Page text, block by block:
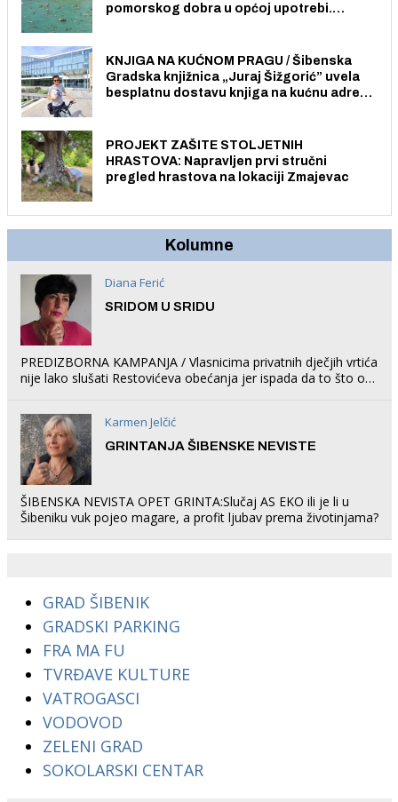
pomorskog dobra u općoj upotrebi.
KNJIGA NA KUĆNOM PRAGU / Šibenska
Gradska knjižnica „Juraj Šižgorić” uvela
besplatnu dostavu knjiga na kućnu adresu
PROJEKT ZAŠITE STOLJETNIH
HRASTOVA: Napravljen prvi stručni
pregled hrastova na lokaciji Zmajevac
Kolumne
Diana Ferić
SRIDOM U SRIDU
PREDIZBORNA KAMPANJA / Vlasnicima privatnih dječjih vrtića
nije lako slušati Restovićeva obećanja jer ispada da to što oni
Karmen Jelčić
GRINTANJA ŠIBENSKE NEVISTE
ŠIBENSKA NEVISTA OPET GRINTA:Slučaj AS EKO ili je li u
Šibeniku vuk pojeo magare, a profit ljubav prema životinjama?
GRAD ŠIBENIK
GRADSKI PARKING
FRA MA FU
TVRĐAVE KULTURE
VATROGASCI
VODOVOD
ZELENI GRAD
SOKOLARSKI CENTAR